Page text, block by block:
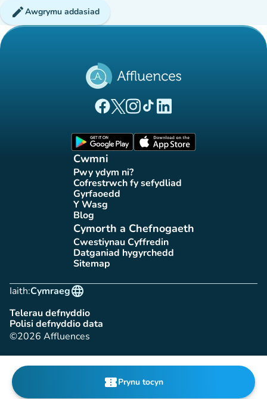
editAwgrymu addasiad
confirmation_numberPrynu tocyn
(tab newydd)
(tab newydd)
(tab newydd)
(tab newydd)
(tab newydd)
(tab newydd)
Cwmni
Pwy ydym ni?
(tab newydd)
Cofrestrwch fy sefydliad
(tab newydd)
Gyrfaoedd(tab newydd)
Y Wasg(tab newydd)
Blog(tab newydd)
Cymorth a Chefnogaeth
Cwestiynau Cyffredin
(tab newydd)
Datganiad hygyrchedd
(tab newydd)
Sitemap(tab newydd)
Iaith:
language
Cymraeg
Telerau defnyddio
(tab newydd)
Polisi defnyddio data
(tab newydd)
©2026 Affluences